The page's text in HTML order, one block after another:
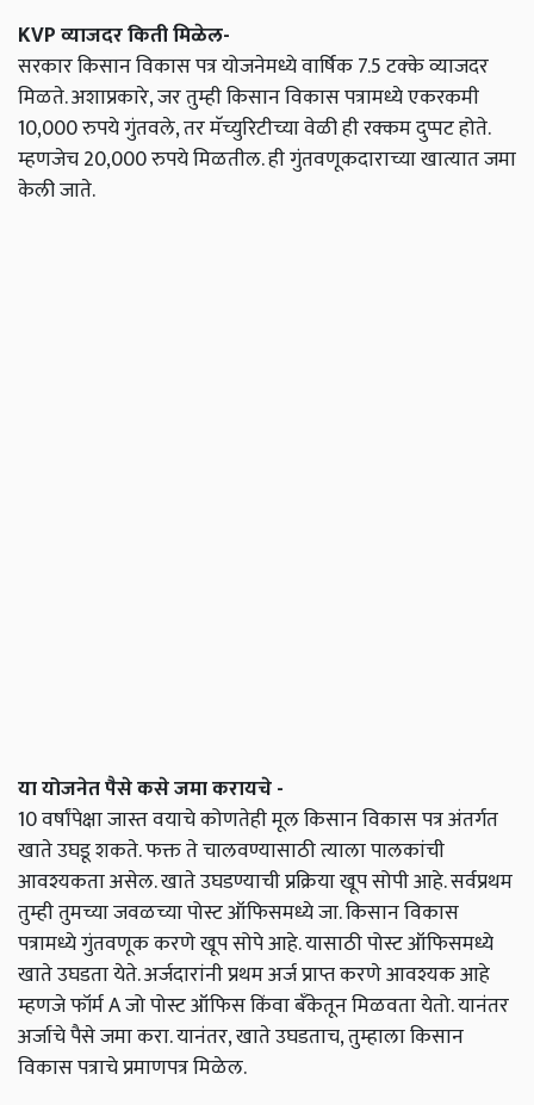
KVP व्याजदर किती मिळेल-
सरकार किसान विकास पत्र योजनेमध्ये वार्षिक 7.5 टक्के व्याजदर
मिळते. अशाप्रकारे, जर तुम्ही किसान विकास पत्रामध्ये एकरकमी
10,000 रुपये गुंतवले, तर मॅच्युरिटीच्या वेळी ही रक्कम दुप्पट होते.
म्हणजेच 20,000 रुपये मिळतील. ही गुंतवणूकदाराच्या खात्यात जमा
केली जाते.
या योजनेत पैसे कसे जमा करायचे -
10 वर्षांपेक्षा जास्त वयाचे कोणतेही मूल किसान विकास पत्र अंतर्गत
खाते उघडू शकते. फक्त ते चालवण्यासाठी त्याला पालकांची
आवश्यकता असेल. खाते उघडण्याची प्रक्रिया खूप सोपी आहे. सर्वप्रथम
तुम्ही तुमच्या जवळच्या पोस्ट ऑफिसमध्ये जा. किसान विकास
पत्रामध्ये गुंतवणूक करणे खूप सोपे आहे. यासाठी पोस्ट ऑफिसमध्ये
खाते उघडता येते. अर्जदारांनी प्रथम अर्ज प्राप्त करणे आवश्यक आहे
म्हणजे फॉर्म A जो पोस्ट ऑफिस किंवा बँकेतून मिळवता येतो. यानंतर
अर्जाचे पैसे जमा करा. यानंतर, खाते उघडताच, तुम्हाला किसान
विकास पत्राचे प्रमाणपत्र मिळेल.